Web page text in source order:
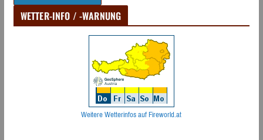
WETTER-INFO / -WARNUNG
Weitere Wetterinfos auf Fireworld.at